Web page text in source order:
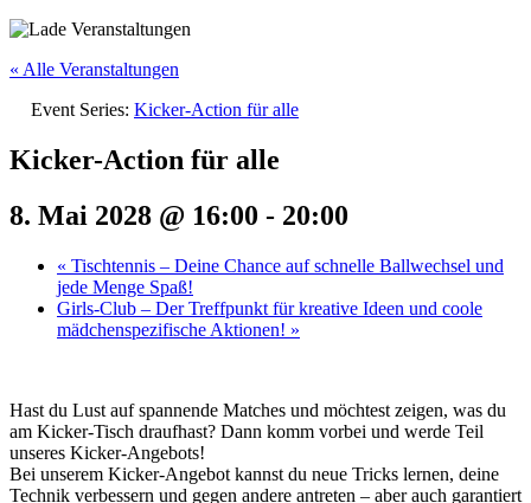
« Alle Veranstaltungen
Event Series: Kicker-Action für alle
Kicker-Action für alle
8. Mai 2028 @ 16:00 - 20:00
« Tischtennis – Deine Chance auf schnelle Ballwechsel und
jede Menge Spaß!
Girls-Club – Der Treffpunkt für kreative Ideen und coole
mädchenspezifische Aktionen! »
Hast du Lust auf spannende Matches und möchtest zeigen, was du
am Kicker-Tisch draufhast? Dann komm vorbei und werde Teil
unseres Kicker-Angebots!
Bei unserem Kicker-Angebot kannst du neue Tricks lernen, deine
Technik verbessern und gegen andere antreten – aber auch garantiert